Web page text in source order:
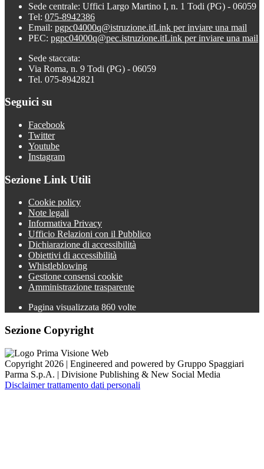
Sede centrale: Uffici Largo Martino I, n. 1 Todi (PG) - 06059
Tel: 075-8942386
Email: pgpc04000q@istruzione.itLink per inviare una mail
PEC: pgpc04000q@pec.istruzione.itLink per inviare una mail
Sede staccata:
Via Roma, n. 9 Todi (PG) - 06059
Tel. 075-8942821
Seguici su
Facebook
Twitter
Youtube
Instagram
Sezione Link Utili
Cookie policy
Note legali
Informativa Privacy
Ufficio Relazioni con il Pubblico
Dichiarazione di accessibilità
Obiettivi di accessibilità
Whistleblowing
Gestione consensi cookie
Amministrazione trasparente
Pagina visualizzata 860 volte
Sezione Copyright
Copyright 2026 | Engineered and powered by Gruppo Spaggiari
Parma S.p.A. | Divisione Publishing & New Social Media
Disclaimer trattamento dati personali